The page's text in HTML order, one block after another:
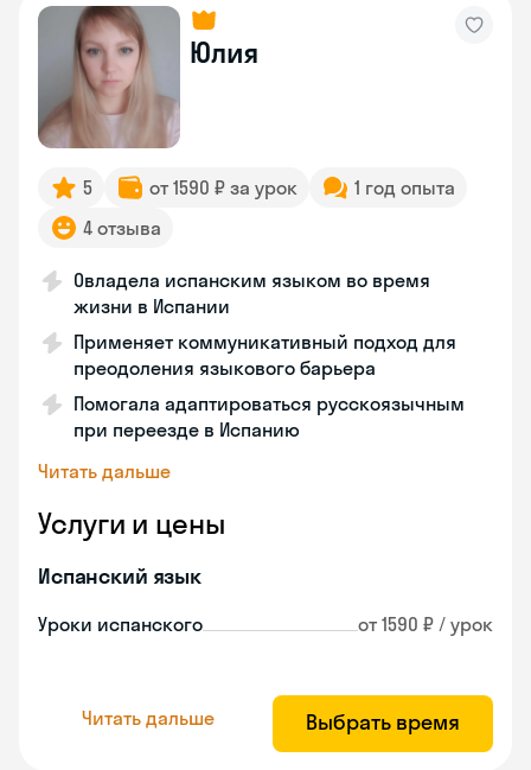
Юлия
5 от 1590 ₽ за урок
1 год опыта
4 отзыва
Овладела испанским языком во время
жизни в Испании
Применяет коммуникативный подход для
преодоления языкового барьера
Помогала адаптироваться русскоязычным
при переезде в Испанию
Читать дальше
Услуги и цены
Испанский язык
Уроки испанского от 1590 ₽ / урок
Читать дальше Выбрать время